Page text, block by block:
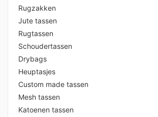
Rugzakken
Jute tassen
Rugtassen
Schoudertassen
Drybags
Heuptasjes
Custom made tassen
Mesh tassen
Katoenen tassen